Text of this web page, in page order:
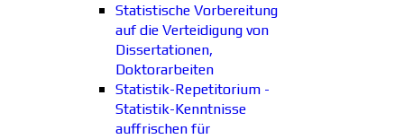
Statistische Vorbereitung
auf die Verteidigung von
Dissertationen,
Doktorarbeiten
Statistik-Repetitorium -
Statistik-Kenntnisse
auffrischen für